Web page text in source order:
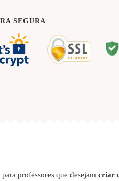
SEGURA
professores que desejam criar